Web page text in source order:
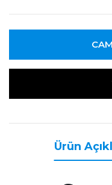
Ürün